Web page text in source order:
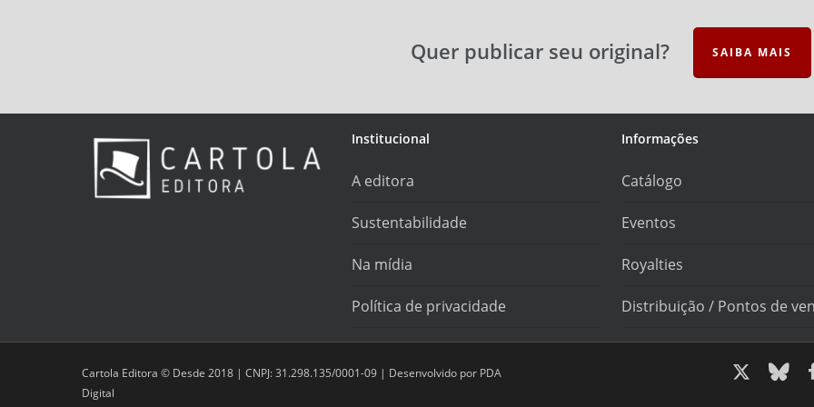
Quer publicar seu original? SAIBA MAIS
Institucional
A editora
Sustentabilidade
Na mídia
Política de privacidade
Informações
Catálogo
Eventos
Royalties
Distribuição / Pontos de
Cartola Editora © Desde 2018 | CNPJ: 31.298.135/0001-09 | Desenvolvido por PDA
Digital
x-
bluesky